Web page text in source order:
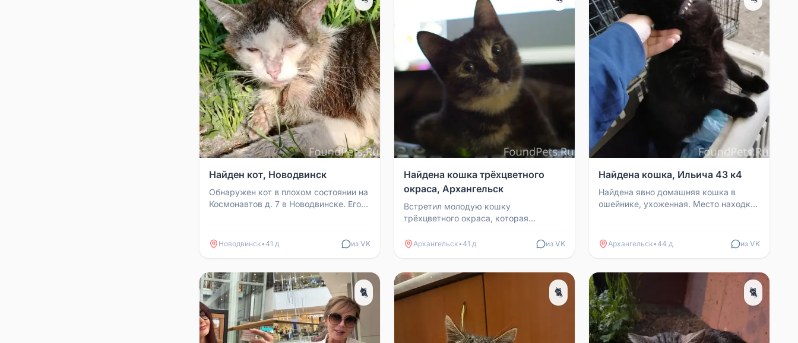
Найден кот, Новодвинск
Обнаружен кот в плохом состоянии на
Космонавтов д. 7 в Новодвинске. Его
Новодвинск•41 д из VK
Найдена кошка трёхцветного
окраса, Архангельск
Встретил молодую кошку
трёхцветного окраса, которая
контактная, позволяет себя гладить,
Архангельск•41 д из VK
Найдена кошка, Ильича 43 к4
Найдена явно домашняя кошка в
ошейнике, ухоженная. Место находки:
Архангельск•44 д из VK
🐈 🐈 🐈